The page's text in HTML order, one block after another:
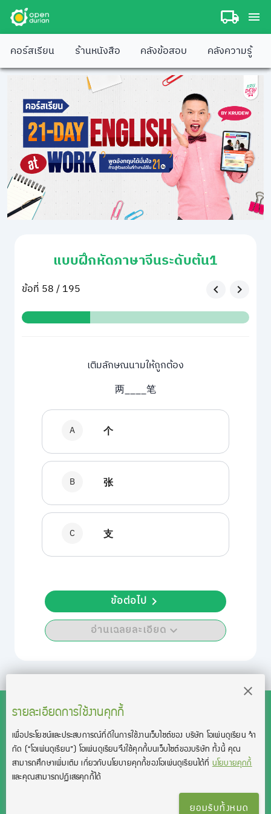
คอร์สเรียน ร้านหนังสือ คลังข้อสอบ คลังความรู้
แบบฝึกหัดภาษาจีนระดับต้น1
ข้อที่ 58 / 195
เติมลักษณนามให้ถูกต้อง
两____笔
A 个
B 张
C 支
อ่านเฉลยละเอียด
ข้อต่อไป
รายละเอียดการใช้งานคุกกี้
เพื่อประโยชน์และประสบการณ์ที่ดีในการใช้งานเว็บไซต์ของ บริษัท โอเพ่นดูเรียน จํา
กัด (“โอเพ่นดูเรียน”)โอเพ่นดูเรียนจึงใช้คุกกี้บนเว็บไซต์ของบริษัท ทั้งนี้ คุณ
สามารถศึกษาเพิ่มเติม เกี่ยวกับนโยบายคุกกี้ของโอเพ่นดูเรียนได้ที่นโยบายคุกกี้
และคุณสามารถปฏิเสธคุกกี้ได้
ยอมรับทั้งหมด
สงวนลิขสิทธิ์โดย บริษัท โอเพ่นดูเรียน จำกัด 2021 ©︎ OpenDurian
Co., Ltd.
TOEIC® and TOEFL® are registered trademarks of Educational Testing
ติดต่อเรา